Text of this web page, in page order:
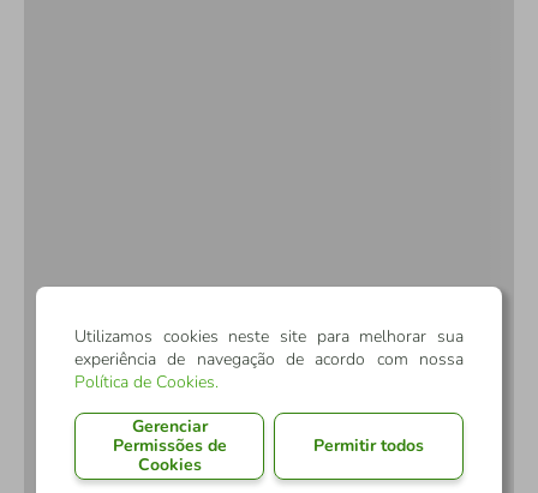
Utilizamos cookies neste site para melhorar sua
experiência de navegação de acordo com nossa
Política de Cookies.
Gerenciar
Permissões de
Cookies
Permitir todos